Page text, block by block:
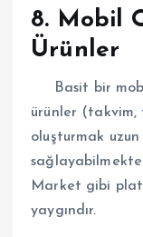
8. Mobil
Ürünler
Basit bir
ürünler (takvim,
oluşturmak
Market gibi
yaygındır.